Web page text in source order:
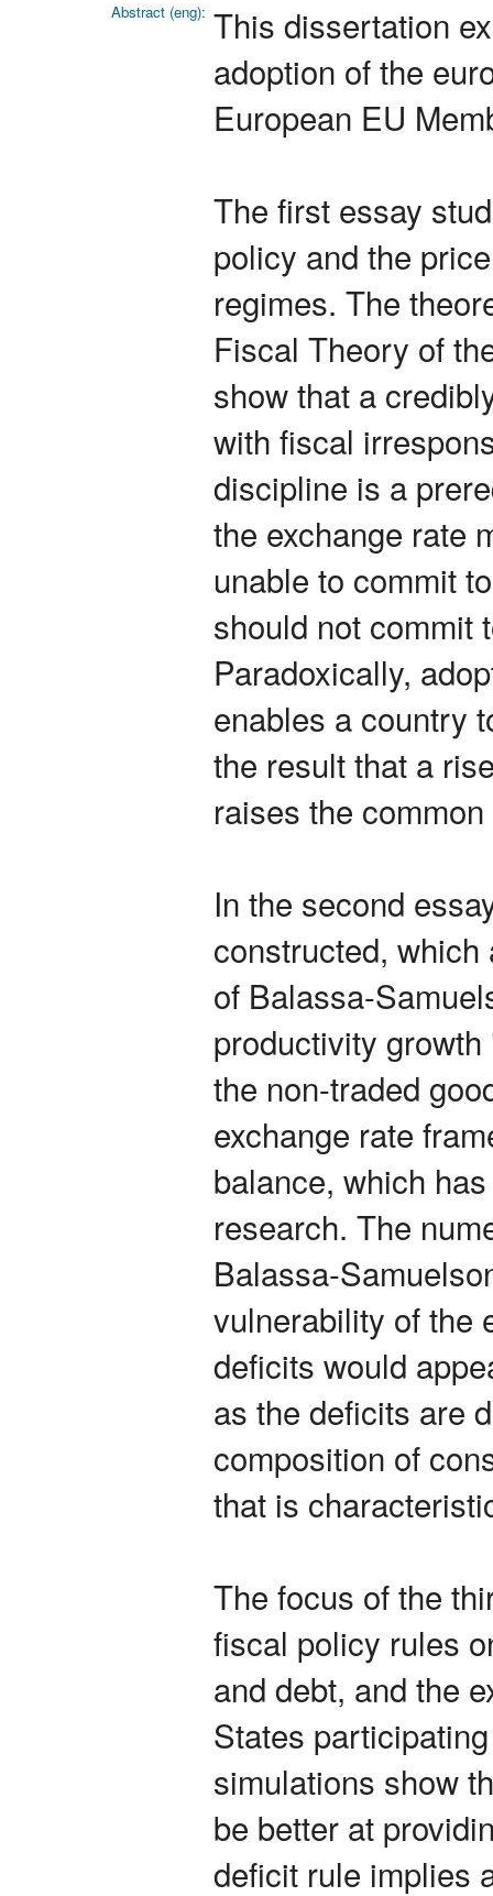
Abstract (eng): This dissertation
adoption of the
European EU
The first essay
policy and the
regimes. The
Fiscal Theory of
show that a
with fiscal
discipline is a
the exchange rate
unable to commit
should not commit
Paradoxically,
enables a country
the result that a
raises the
In the second
constructed,
of Balassa-
productivity
the non-traded
exchange rate
balance, which
research. The
Balassa-
vulnerability of the
deficits would
as the deficits are
composition of
that is
The focus of the
fiscal policy rules
and debt, and the
States
simulations show
be better at
deficit rule implies